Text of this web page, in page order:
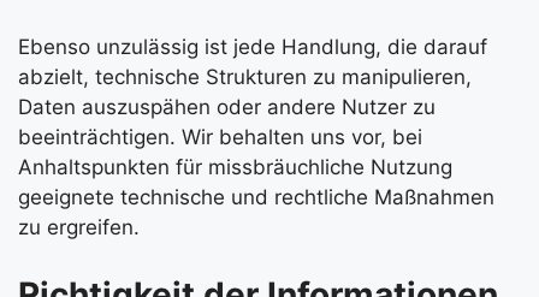
Ebenso unzulässig ist jede Handlung, die darauf
abzielt, technische Strukturen zu manipulieren,
Daten auszuspähen oder andere Nutzer zu
beeinträchtigen. Wir behalten uns vor, bei
Anhaltspunkten für missbräuchliche Nutzung
geeignete technische und rechtliche Maßnahmen
zu ergreifen.